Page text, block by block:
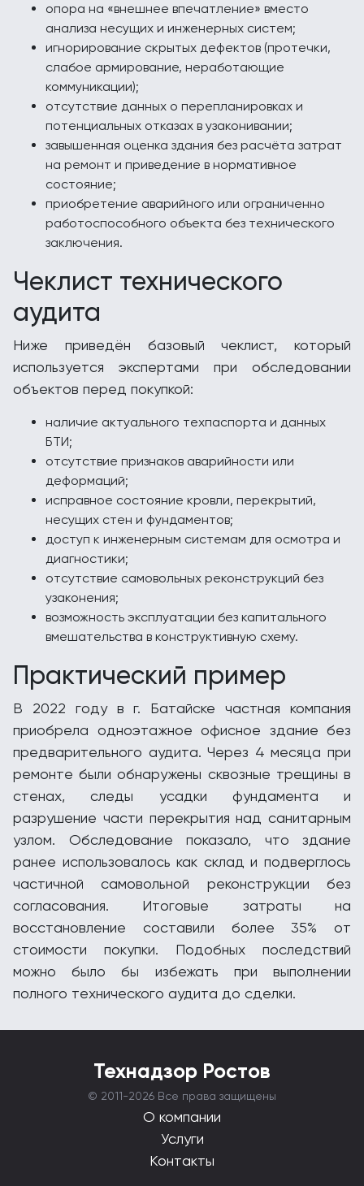
опора на «внешнее впечатление» вместо
анализа несущих и инженерных систем;
игнорирование скрытых дефектов (протечки,
слабое армирование, неработающие
коммуникации);
отсутствие данных о перепланировках и
потенциальных отказах в узаконивании;
завышенная оценка здания без расчёта затрат
на ремонт и приведение в нормативное
состояние;
приобретение аварийного или ограниченно
работоспособного объекта без технического
заключения.
Чеклист технического
аудита
Ниже приведён базовый чеклист, который
используется экспертами при обследовании
объектов перед покупкой:
наличие актуального техпаспорта и данных
БТИ;
отсутствие признаков аварийности или
деформаций;
исправное состояние кровли, перекрытий,
несущих стен и фундаментов;
доступ к инженерным системам для осмотра и
диагностики;
отсутствие самовольных реконструкций без
узаконения;
возможность эксплуатации без капитального
вмешательства в конструктивную схему.
Практический пример
В 2022 году в г. Батайске частная компания
приобрела одноэтажное офисное здание без
предварительного аудита. Через 4 месяца при
ремонте были обнаружены сквозные трещины в
стенах, следы усадки фундамента и
разрушение части перекрытия над санитарным
узлом. Обследование показало, что здание
ранее использовалось как склад и подверглось
частичной самовольной реконструкции без
согласования. Итоговые затраты на
восстановление составили более 35% от
стоимости покупки. Подобных последствий
можно было бы избежать при выполнении
полного технического аудита до сделки.
Технадзор Ростов
© 2011-2026 Все права защищены
О компании
Услуги
Контакты